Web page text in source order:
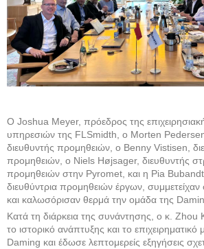
Ο Joshua Meyer, πρόεδρος της
υπηρεσιών της FLSmidth, ο Morten
διευθυντής προμηθειών, ο Benny Vistisen,
προμηθειών, ο Niels Højsager, διευθυντής
προμηθειών στην Pyromet, και η Pia
διευθύντρια προμηθειών έργων,
και καλωσόρισαν θερμά την ομάδα της
Κατά τη διάρκεια της συνάντησης, ο κ.
το ιστορικό ανάπτυξης και το επιχειρηματικό
Daming και έδωσε λεπτομερείς εξηγήσεις